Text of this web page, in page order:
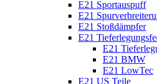
E21 Sportauspuff
E21
E21 Stoßdämpfer
E21
E21
E21 BMW
E21 LowTec
E21 US Teile